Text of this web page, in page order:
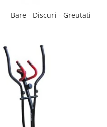
Bare - Discuri - Greutati